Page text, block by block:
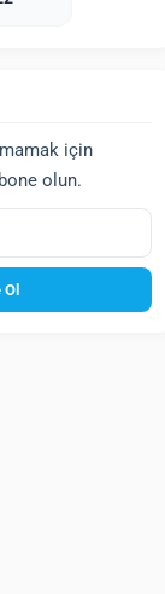
için
olun.
Ol